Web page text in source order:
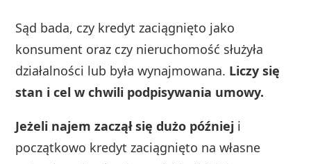
Sąd bada, czy kredyt zaciągnięto jako
konsument oraz czy nieruchomość służyła
działalności lub była wynajmowana. Liczy się
stan i cel w chwili podpisywania umowy.
Jeżeli najem zaczął się dużo później i
początkowo kredyt zaciągnięto na własne